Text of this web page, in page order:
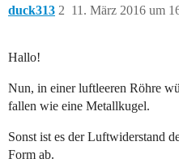
duck313 11. März 2016 um
2
Hallo!
Nun, in einer luftleeren Röhre
fallen wie eine Metallkugel.
Sonst ist es der Luftwiderstand
Form ab.